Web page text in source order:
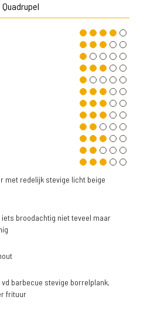
met redelijk stevige licht beige
iets broodachtig niet teveel maar
barbecue stevige borrelplank,
frituur